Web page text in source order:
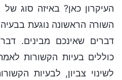
העיקרון כאן? באיזה סוג
השורה הראשונה נוגעת
דברים שאינכם מבינים.
כוללים בעיות הקשורות
לשינוי צביון, לבעיות